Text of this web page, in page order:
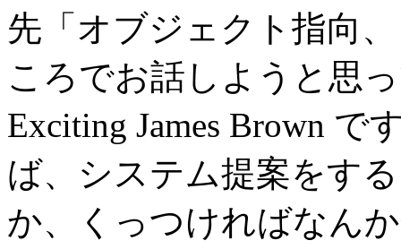
先「オブジェクト指向
ころでお話しようと思
Exciting James Brown で
ば、システム提案をす
か、くっつければなん